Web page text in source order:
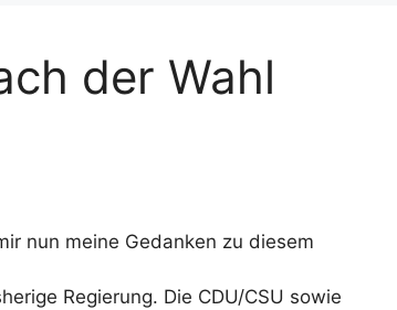
der Wahl
nun meine Gedanken zu diesem
Regierung. Die CDU/CSU sowie